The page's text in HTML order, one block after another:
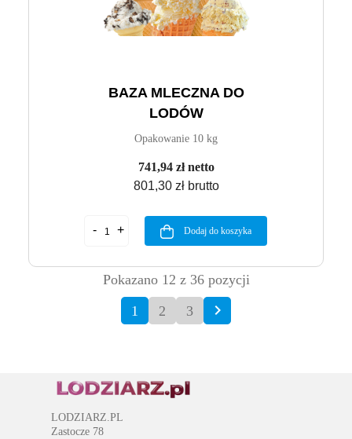
BAZA MLECZNA DO
LODÓW
Opakowanie 10 kg
741,94 zł netto
801,30 zł brutto
Dodaj do koszyka
Pokazano 12 z 36 pozycji
1
2 3 
LODZIARZ.PL
Zastocze 78